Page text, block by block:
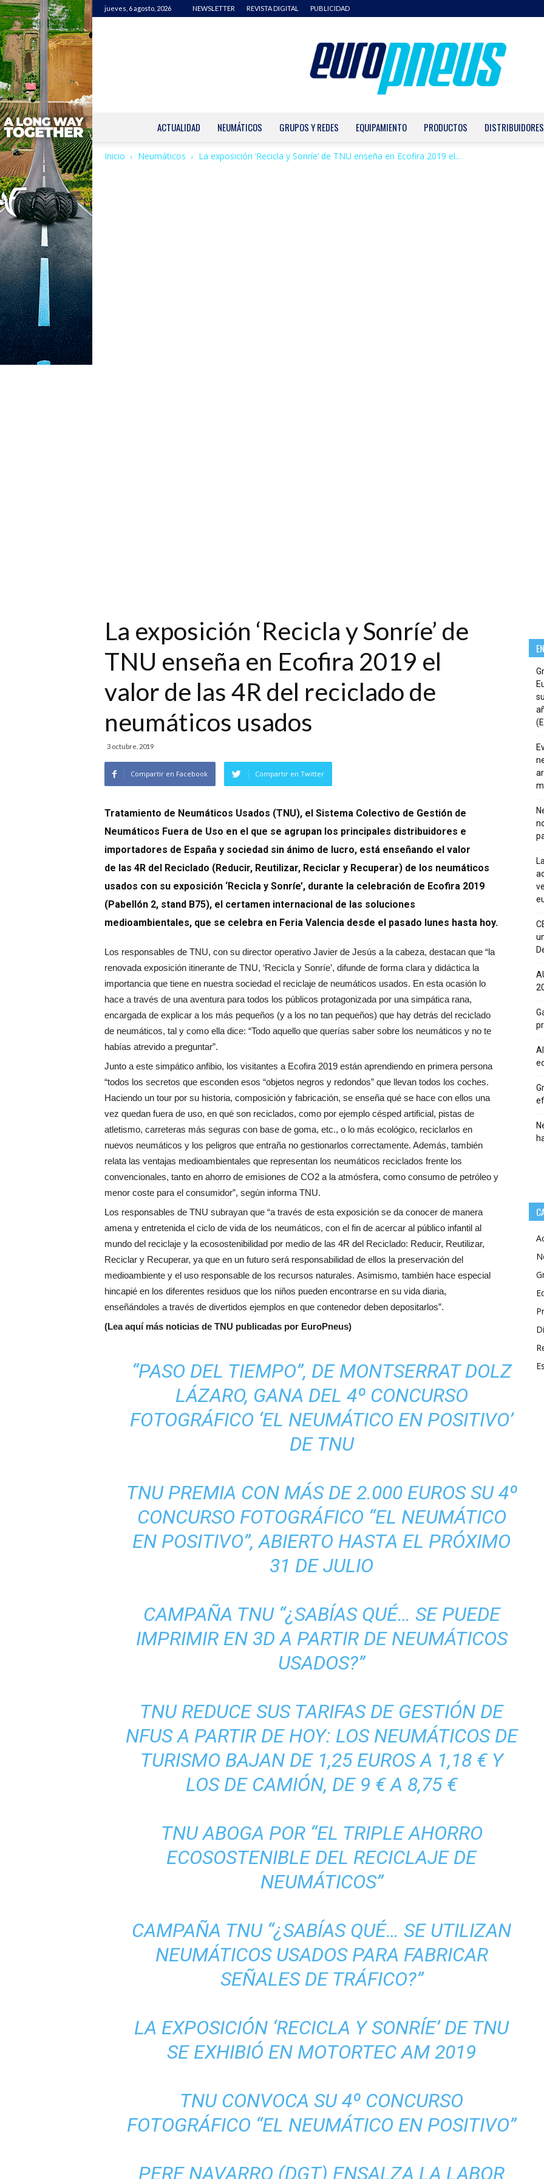
jueves, 6 agosto, 2026 NEWSLETTER REVISTA DIGITAL PUBLICIDAD
Europneus
ACTUALIDAD NEUMÁTICOS GRUPOS Y REDES EQUIPAMIENTO PRODUCTOS DISTRIBUIDORES
Inicio Neumáticos La exposición ‘Recicla y Sonríe’ de TNU enseña en Ecofira 2019 el...
La exposición ‘Recicla y Sonríe’ de
TNU enseña en Ecofira 2019 el
valor de las 4R del reciclado de
neumáticos usados
3 octubre, 2019
Compartir en Facebook Compartir en Twitter
Tratamiento de Neumáticos Usados (TNU), el Sistema Colectivo de Gestión de
Neumáticos Fuera de Uso en el que se agrupan los principales distribuidores e
importadores de España y sociedad sin ánimo de lucro, está enseñando el valor
de las 4R del Reciclado (Reducir, Reutilizar, Reciclar y Recuperar) de los neumáticos
usados con su exposición ‘Recicla y Sonríe’, durante la celebración de Ecofira 2019
(Pabellón 2, stand B75), el certamen internacional de las soluciones
medioambientales, que se celebra en Feria Valencia desde el pasado lunes hasta hoy.
Los responsables de TNU, con su director operativo Javier de Jesús a la cabeza, destacan que “la
renovada exposición itinerante de TNU, ‘Recicla y Sonríe’, difunde de forma clara y didáctica la
importancia que tiene en nuestra sociedad el reciclaje de neumáticos usados. En esta ocasión lo
hace a través de una aventura para todos los públicos protagonizada por una simpática rana,
encargada de explicar a los más pequeños (y a los no tan pequeños) que hay detrás del reciclado
de neumáticos, tal y como ella dice: “Todo aquello que querías saber sobre los neumáticos y no te
habías atrevido a preguntar”.
Junto a este simpático anfibio, los visitantes a Ecofira 2019 están aprendiendo en primera persona
“todos los secretos que esconden esos “objetos negros y redondos” que llevan todos los coches.
Haciendo un tour por su historia, composición y fabricación, se enseña qué se hace con ellos una
vez quedan fuera de uso, en qué son reciclados, como por ejemplo césped artificial, pistas de
atletismo, carreteras más seguras con base de goma, etc., o lo más ecológico, reciclarlos en
nuevos neumáticos y los peligros que entraña no gestionarlos correctamente. Además, también
relata las ventajas medioambientales que representan los neumáticos reciclados frente los
convencionales, tanto en ahorro de emisiones de CO2 a la atmósfera, como consumo de petróleo y
menor coste para el consumidor”, según informa TNU.
Los responsables de TNU subrayan que “a través de esta exposición se da conocer de manera
amena y entretenida el ciclo de vida de los neumáticos, con el fin de acercar al público infantil al
mundo del reciclaje y la ecosostenibilidad por medio de las 4R del Reciclado: Reducir, Reutilizar,
Reciclar y Recuperar, ya que en un futuro será responsabilidad de ellos la preservación del
medioambiente y el uso responsable de los recursos naturales. Asimismo, también hace especial
hincapié en los diferentes residuos que los niños pueden encontrarse en su vida diaria,
enseñándoles a través de divertidos ejemplos en que contenedor deben depositarlos”.
(Lea aquí más noticias de TNU publicadas por EuroPneus)
“PASO DEL TIEMPO”, DE MONTSERRAT DOLZ
LÁZARO, GANA DEL 4º CONCURSO
FOTOGRÁFICO ‘EL NEUMÁTICO EN POSITIVO’
DE TNU
TNU PREMIA CON MÁS DE 2.000 EUROS SU 4º
CONCURSO FOTOGRÁFICO “EL NEUMÁTICO
EN POSITIVO”, ABIERTO HASTA EL PRÓXIMO
31 DE JULIO
CAMPAÑA TNU “¿SABÍAS QUÉ… SE PUEDE
IMPRIMIR EN 3D A PARTIR DE NEUMÁTICOS
USADOS?”
TNU REDUCE SUS TARIFAS DE GESTIÓN DE
NFUS A PARTIR DE HOY: LOS NEUMÁTICOS DE
TURISMO BAJAN DE 1,25 EUROS A 1,18 € Y
LOS DE CAMIÓN, DE 9 € A 8,75 €
TNU ABOGA POR “EL TRIPLE AHORRO
ECOSOSTENIBLE DEL RECICLAJE DE
NEUMÁTICOS”
CAMPAÑA TNU “¿SABÍAS QUÉ… SE UTILIZAN
NEUMÁTICOS USADOS PARA FABRICAR
SEÑALES DE TRÁFICO?”
LA EXPOSICIÓN ‘RECICLA Y SONRÍE’ DE TNU
SE EXHIBIÓ EN MOTORTEC AM 2019
TNU CONVOCA SU 4º CONCURSO
FOTOGRÁFICO “EL NEUMÁTICO EN POSITIVO”
PERE NAVARRO (DGT) ENSALZA LA LABOR